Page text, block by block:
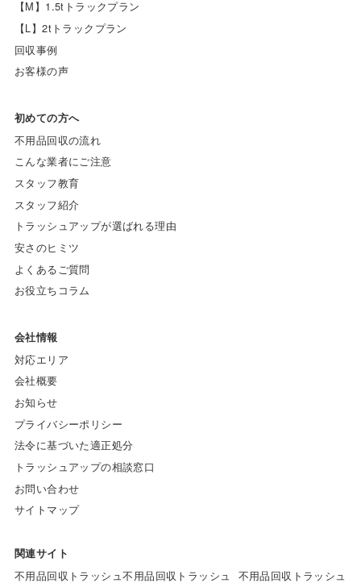
【M】1.5tトラックプラン
【L】2tトラックプラン
回収事例
お客様の声
初めての方へ
不用品回収の流れ
こんな業者にご注意
スタッフ教育
スタッフ紹介
トラッシュアップが選ばれる理由
安さのヒミツ
よくあるご質問
お役立ちコラム
会社情報
対応エリア
会社概要
お知らせ
プライバシーポリシー
法令に基づいた適正処分
トラッシュアップの相談窓口
お問い合わせ
サイトマップ
関連サイト
不用品回収トラッシュ不用品回収トラッシュ 不用品回収トラッシュ